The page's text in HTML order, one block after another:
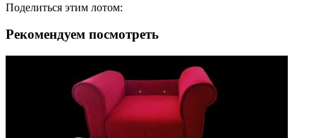
Поделиться этим лотом:
Рекомендуем посмотреть